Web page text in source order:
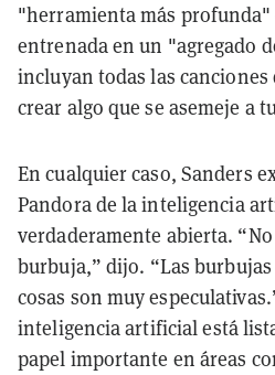
"herramienta más profunda"
entrenada en un "agregado
incluyan todas las canciones
crear algo que se asemeje a
En cualquier caso, Sanders
Pandora de la inteligencia
verdaderamente abierta.
burbuja,” dijo. “Las
cosas son muy
inteligencia artificial está
papel importante en áreas